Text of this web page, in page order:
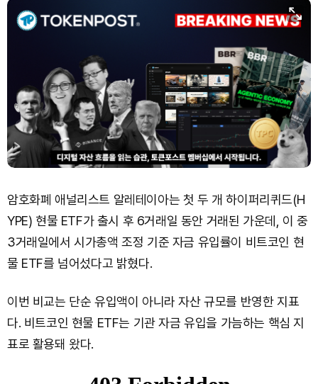
암호화폐 애널리스트 알레테이아는 첫 두 개 하이퍼리퀴드(H
YPE) 현물 ETF가 출시 후 6거래일 동안 거래된 가운데, 이 중
3거래일에서 시가총액 조정 기준 자금 유입률이 비트코인 현
물 ETF를 넘어섰다고 밝혔다.
이번 비교는 단순 유입액이 아니라 자산 규모를 반영한 지표
다. 비트코인 현물 ETF는 기관 자금 유입을 가늠하는 핵심 지
표로 활용돼 왔다.